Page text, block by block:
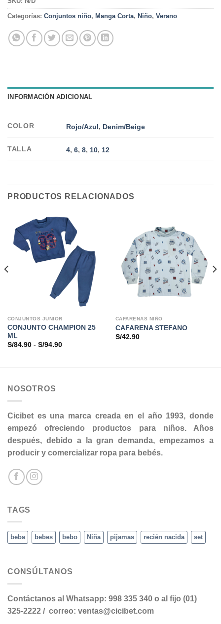
Categorías: Conjuntos niño, Manga Corta, Niño, Verano
INFORMACIÓN ADICIONAL
COLOR Rojo/Azul, Denim/Beige
TALLA 4,6,8, 10, 12
PRODUCTOS RELACIONADOS
CONJUNTOS JUNIOR
CONJUNTO CHAMPION 25
ML
S/84.90 - S/94.90Rango
CAFARENAS NIÑO
CAFARENA STEFANO
S/42.90
NOSOTROS
Cicibet es una marca creada en el año 1993, donde
empezó ofreciendo productos para niños. Años
después, debido a la gran demanda, empezamos a
producir y comercializar ropa para bebés.
TAGS
beba bebes bebo Niña pijamas recién nacida set
CONSÚLTANOS
Contáctanos al Whatsapp: 998 335 340 o al fijo (01)
325-2222 / correo: ventas@cicibet.com